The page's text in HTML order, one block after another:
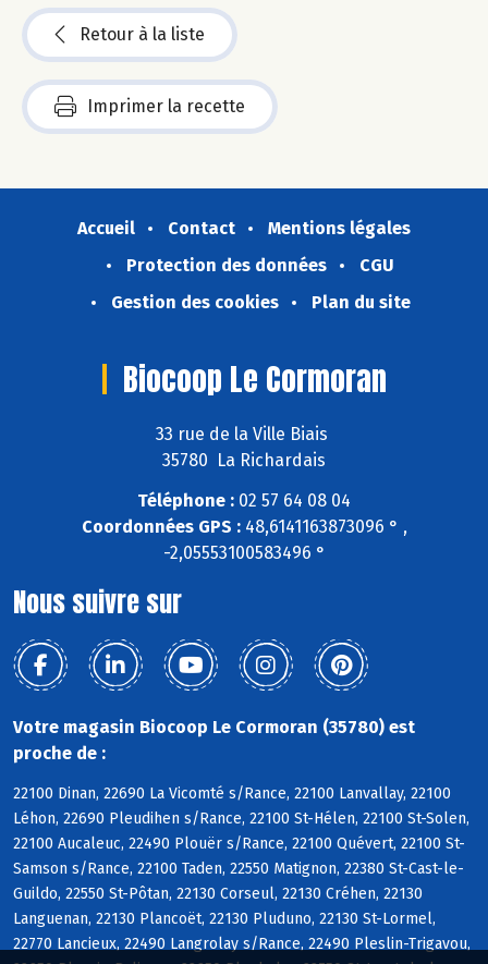
Retour à la liste
Imprimer la recette
Accueil Contact
Mentions légales
Protection des données
CGU
Gestion des cookies
Plan du site
Biocoop Le Cormoran
33 rue de la Ville Biais
35780 La Richardais
Téléphone : 02 57 64 08 04
Coordonnées GPS :48,6141163873096 ° ,
-2,05553100583496 °
Nous suivre sur
Votre magasin Biocoop Le Cormoran (35780) est
proche de :
22100 Dinan, 22690 La Vicomté s/Rance, 22100 Lanvallay, 22100
Léhon, 22690 Pleudihen s/Rance, 22100 St-Hélen, 22100 St-Solen,
22100 Aucaleuc, 22490 Plouër s/Rance, 22100 Quévert, 22100 St-
Samson s/Rance, 22100 Taden, 22550 Matignon, 22380 St-Cast-le-
Guildo, 22550 St-Pôtan, 22130 Corseul, 22130 Créhen, 22130
Languenan, 22130 Plancoët, 22130 Pluduno, 22130 St-Lormel,
22770 Lancieux, 22490 Langrolay s/Rance, 22490 Pleslin-Trigavou,